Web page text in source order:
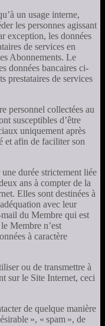
un usage interne,
les personnes agissant
exception, les données
de services en
Abonnements. Le
données bancaires ci-
prestataires de services
personnel collectées au
susceptibles d’être
uniquement après
et afin de faciliter son
durée strictement liée
ans à compter de la
Elles sont destinées à
avec leur
du Membre qui est
Membre n’est
à caractère
ou de transmettre à
sur le Site Internet, ceci
de quelque manière
», « spam », de